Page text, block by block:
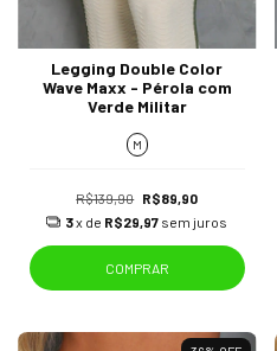
Legging Double Color
Wave Maxx - Pérola com
Verde Militar
M
R$139,90 R$89,90
3x de R$29,97 sem juros
COMPRAR